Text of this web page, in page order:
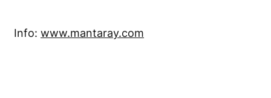
Info: www.mantaray.com